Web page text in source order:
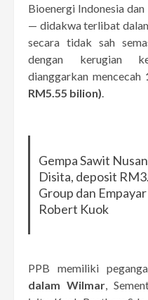
Bioenergi Indonesia
— didakwa terlibat
secara tidak sah
dengan kerugian
dianggarkan mencecah
RM5.55 bilion).
Gempa Sawit
Disita, deposit
Group dan
Robert Kuok
PPB memiliki
dalam Wilmar,